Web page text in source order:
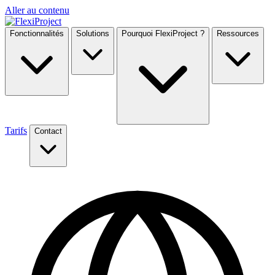
Aller au contenu
Fonctionnalités Solutions Pourquoi FlexiProject ? Ressources
Tarifs Contact